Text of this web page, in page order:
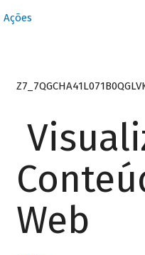
Ações
Web